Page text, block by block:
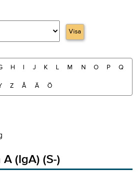
Visa
H I J K L M N O P Q
Z Å Ä Ö
(IgA) (S-)